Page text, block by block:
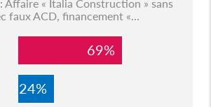
Affaire « Italia Construction » sans
faux ACD, financement «...
69%
24%